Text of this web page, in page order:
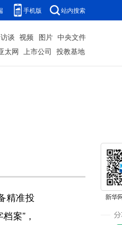
手机版 站内搜索
访谈 视频 图片 中央文件
太网 上市公司 投教基地
精准投
案”，